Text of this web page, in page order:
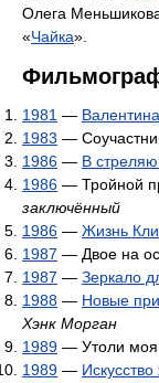
Олега
«Чайка».
1981 — Валентина
1983 —
1986 — В
1986 — Тройной
заключённый
1986 — Жизнь
1987 — Двое на
1987 — Зеркало
1988 — Новые
Хэнк Морган
1989 — Утоли
1989 —